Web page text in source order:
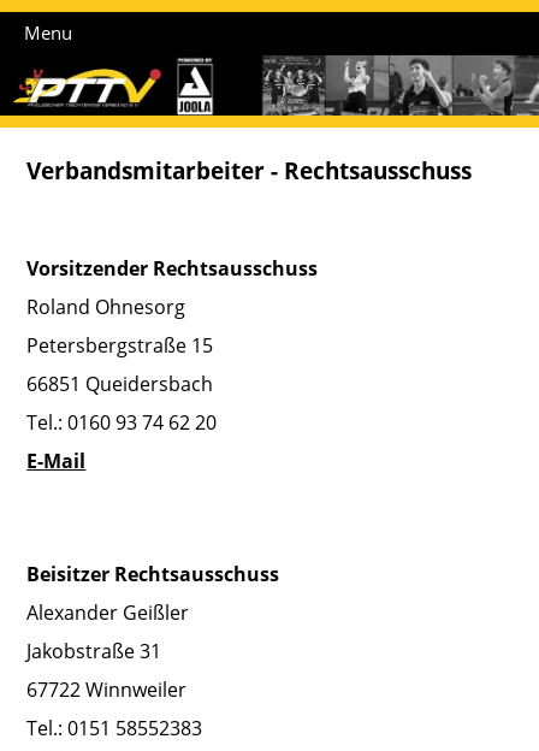
Menu
Verbandsmitarbeiter - Rechtsausschuss
Vorsitzender Rechtsausschuss
Roland Ohnesorg
Petersbergstraße 15
66851 Queidersbach
Tel.: 0160 93 74 62 20
E-Mail
Beisitzer Rechtsausschuss
Alexander Geißler
Jakobstraße 31
67722 Winnweiler
Tel.: 0151 58552383